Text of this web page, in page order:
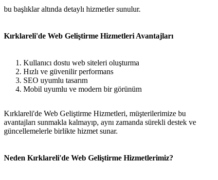
bu başlıklar altında detaylı hizmetler sunulur.
Kırklareli'de Web Geliştirme Hizmetleri Avantajları
Kullanıcı dostu web siteleri oluşturma
Hızlı ve güvenilir performans
SEO uyumlu tasarım
Mobil uyumlu ve modern bir görünüm
Kırklareli'de Web Geliştirme Hizmetleri, müşterilerimize bu
avantajları sunmakla kalmayıp, aynı zamanda sürekli destek ve
güncellemelerle birlikte hizmet sunar.
Neden Kırklareli'de Web Geliştirme Hizmetlerimiz?